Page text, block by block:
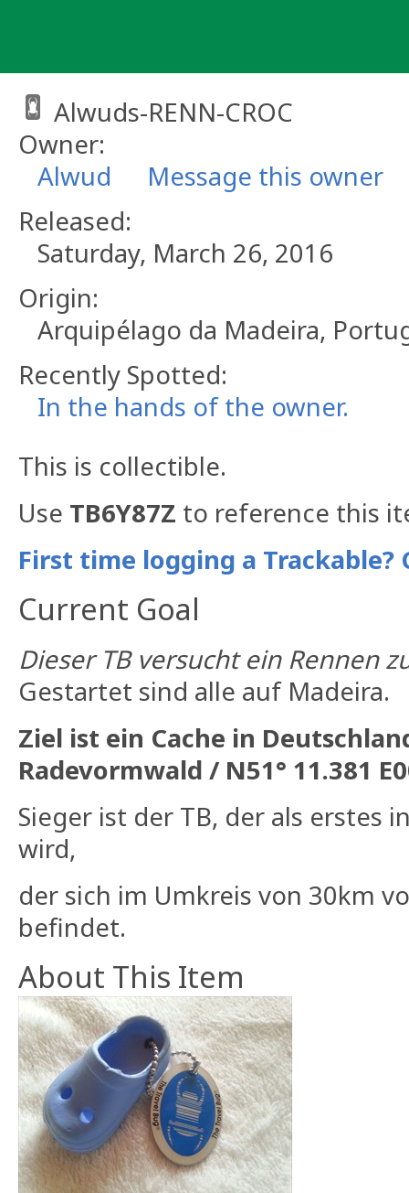
Alwuds-RENN-CROC
Owner:
Alwud
Message this owner
Released:
Saturday, March 26, 2016
Origin:
Arquipélago da Madeira,
Recently Spotted:
In the hands of the owner.
This is collectible.
Use TB6Y87Z to reference this
First time logging a Trackable?
Current Goal
Dieser TB versucht ein Rennen
Gestartet sind alle auf Madeira.
Ziel ist ein Cache in
Radevormwald / N51° 11.381
Sieger ist der TB, der als erstes
wird,
der sich im Umkreis von 30km
befindet.
About This Item